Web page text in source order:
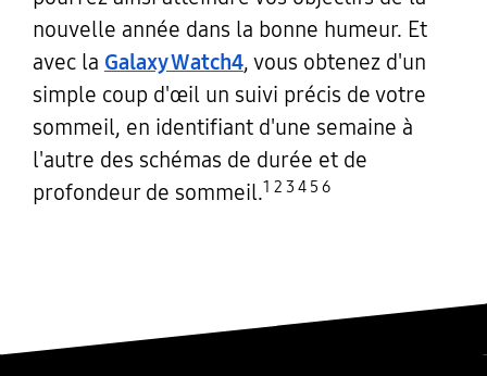
nouvelle année dans la bonne humeur. Et
avec la Galaxy Watch4, vous obtenez d'un
simple coup d'œil un suivi précis de votre
sommeil, en identifiant d'une semaine à
l'autre des schémas de durée et de
profondeur de sommeil.1 2 3 4 5 6